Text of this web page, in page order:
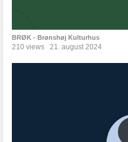
BRØK - Brønshøj Kulturhus
210 views 21. august 2024